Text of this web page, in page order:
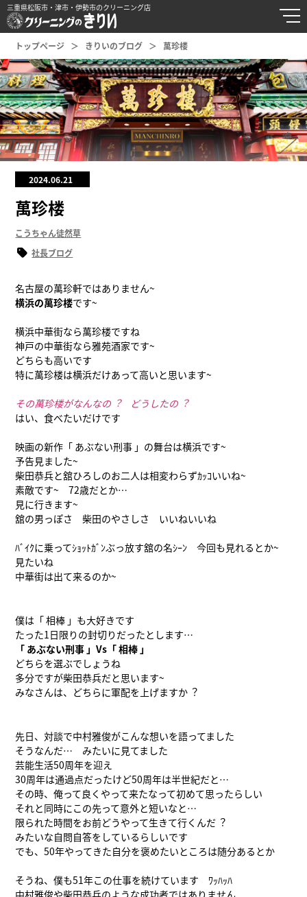
三重県松阪市・津市・伊勢市のクリーニング店
トップページ きりいのブログ 萬珍楼
2024.06.21
萬珍楼
こうちゃん徒然草
社長ブログ
名古屋の萬珍軒ではありません~
横浜の萬珍楼です~
横浜中華街なら萬珍楼ですね
神戸の中華街なら雅苑酒家です~
どちらも高いです
特に萬珍楼は横浜だけあって高いと思います~
その萬珍楼がなんなの︖ どうしたの︖
はい、食べたいだけです
映画の新作「 あぶない刑事 」の舞台は横浜です~
予告見ました~
柴田恭兵と舘ひろしのお二人は相変わらずｶｯｺいいね~
素敵です~ 72歳だとか…
見に行きます~
舘の男っぽさ 柴田のやさしさ いいねいいね
ﾊﾞｲｸに乗ってｼｮｯﾄｶﾞﾝぶっ放す舘の名ｼｰﾝ 今回も見れるとか~
見たいね
中華街は出て来るのか~
僕は「 相棒 」も大好きです
たった1日限りの封切りだったとします…
「 あぶない刑事 」Vs「 相棒 」
どちらを選ぶでしょうね
多分ですが柴田恭兵だと思います~
みなさんは、どちらに軍配を上げますか︖
先日、対談で中村雅俊がこんな想いを語ってました
そうなんだ… みたいに見てました
芸能生活50周年を迎え
30周年は通過点だったけど50周年は半世紀だと…
その時、俺って良くやって来たなって初めて思ったらしい
それと同時にこの先って意外と短いなと…
限られた時間をお前どうやって生きて行くんだ︖
みたいな自問自答をしているらしいです
でも、50年やってきた自分を褒めたいところは随分あるとか
そうね、僕も51年この仕事を続けています ﾜｯﾊｯﾊ